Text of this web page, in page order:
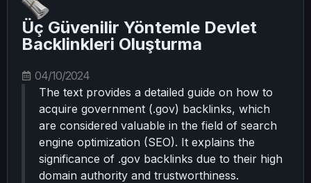
Üç Güvenilir Yöntemle Devlet
Backlinkleri Oluşturma
04/10/2024
The text provides a detailed guide on how to
acquire government (.gov) backlinks, which
are considered valuable in the field of search
engine optimization (SEO). It explains the
significance of .gov backlinks due to their high
domain authority and trustworthiness.